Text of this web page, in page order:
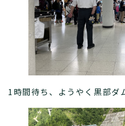
1時間待ち、ようやく黒部ダ